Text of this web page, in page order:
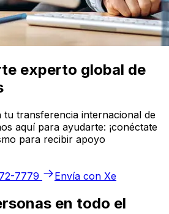
experto global de
tu transferencia internacional de
aquí para ayudarte: ¡conéctate
para recibir apoyo
7779
Envía con Xe
en todo el